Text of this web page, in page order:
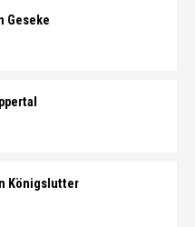
Geseke
Königslutter